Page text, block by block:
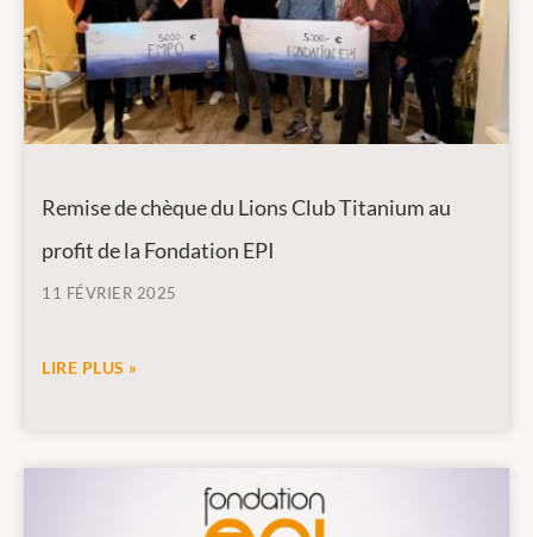
Remise de chèque du Lions Club Titanium au
profit de la Fondation EPI
11 FÉVRIER 2025
LIRE PLUS »